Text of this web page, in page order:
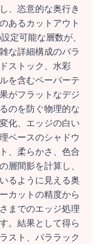
、恣意的な奥行き
あるカットアウト
定可能な層数が、
な詳細構成のバラ
ストック、水彩
を含むペーパーテ
がフラットなデジ
のを防ぐ物理的な
化、エッジの白い
ベースのシャドウ
、柔らかさ、色合
層間影を計算し、
るように見える奥
カットの精度から
までのエッジ処理
。結果として得ら
スト、パララック